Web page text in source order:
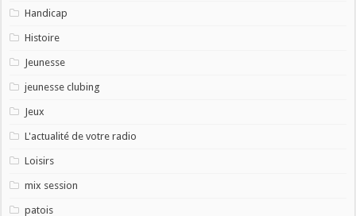
Handicap
Histoire
Jeunesse
jeunesse clubing
Jeux
L'actualité de votre radio
Loisirs
mix session
patois